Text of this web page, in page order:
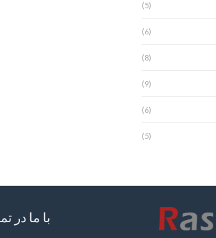
(5)
(6)
(8)
(9)
(6)
(5)
با ما در